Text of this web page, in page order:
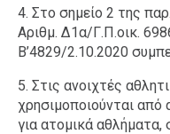
4. Στο σημείο 2 της
Αριθμ. Δ1α/Γ.Π.οικ.
Β’4829/2.10.2020
5. Στις ανοιχτές
χρησιμοποιούνται από
για ατομικά αθλήματα,